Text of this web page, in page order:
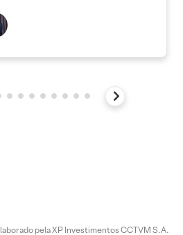
pela XP Investimentos CCTVM S.A.